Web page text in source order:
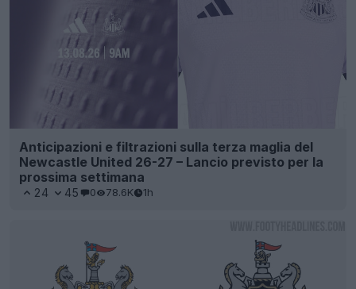
Anticipazioni e filtrazioni sulla terza maglia del
Newcastle United 26-27 – Lancio previsto per la
prossima settimana
24 45 0 78.6K 1h